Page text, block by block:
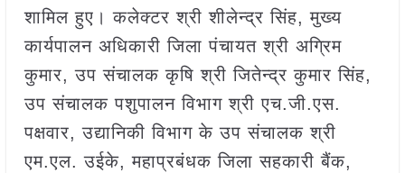
शामिल हुए। कलेक्टर श्री शीलेन्द्र सिंह, मुख्य
कार्यपालन अधिकारी जिला पंचायत श्री अग्रिम
कुमार, उप संचालक कृषि श्री जितेन्द्र कुमार सिंह,
उप संचालक पशुपालन विभाग श्री एच.जी.एस.
पक्षवार, उद्यानिकी विभाग के उप संचालक श्री
एम.एल. उईके, महाप्रबंधक जिला सहकारी बैंक,